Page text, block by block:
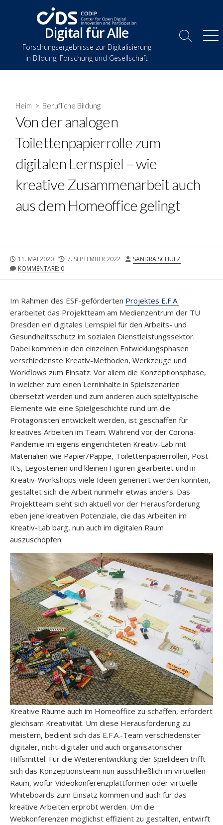
Digital für Alle
Forschungsergebnisse zur Digitalisierung
in Bildung, Forschung und Gesellschaft
Suche
Heim > Berufliche Bildung
Von der analogen
Toilettenpapierrolle zum
digitalen Lernspiel – wie
kreative Zusammenarbeit auch
aus dem Homeoffice gelingt
VERÖFFENTLICHUNGSDATUM
11. MAI 2020
DATUM
7. SEPTEMBER 2022 AUTOR
SANDRA SCHULZ
KOMMENTARE: 0
Im Rahmen des ESF-geförderten Projektes E.F.A.
erarbeitet das Projektteam am Medienzentrum der TU
Dresden ein digitales Lernspiel für den Arbeits- und
Gesundheitsschutz im sozialen Dienstleistungssektor.
Dabei kommen in den einzelnen Entwicklungsphasen
verschiedenste Kreativ-Methoden, Werkzeuge und
Workflows zum Einsatz. Vor allem die Konzeptionsphase,
in welcher zum einen Lerninhalte in Spielszenarien
übersetzt werden und zum anderen auch spieltypische
Elemente wie eine Spielgeschichte rund um die
Protagonisten entwickelt werden, ist geschaffen für
kreatives Arbeiten im Team. Während vor der Corona-
Pandemie im eigens eingerichteten Kreativ-Lab mit
Materialien wie Papier/Pappe, Toilettenpapierrollen, Post-
It‘s, Legosteinen und kleinen Figuren gearbeitet und in
Kreativ-Workshops viele Ideen generiert werden konnten,
gestaltet sich die Arbeit nunmehr etwas anders. Das
Projektteam sieht sich aktuell vor der Herausforderung
eben jene kreativen Potenziale, die das Arbeiten im
Kreativ-Lab barg, nun auch im digitalen Raum
auszuschöpfen.
Kreative Räume auch im Homeoffice zu schaffen, erfordert
gleichsam Kreativität. Um diese Herausforderung zu
meistern, bedient sich das E.F.A.-Team verschiedenster
digitaler, nicht-digitaler und auch organisatorischer
Hilfsmittel. Für die Weiterentwicklung der Spielideen trifft
sich das Konzeptionsteam nun ausschließlich im virtuellen
Raum, wofür Videokonferenzplattformen oder virtuelle
Whiteboards zum Einsatz kommen und auch für das
kreative Arbeiten erprobt werden. Um die
Webkonferenzen möglichst effizient zu gestalten, entwirft